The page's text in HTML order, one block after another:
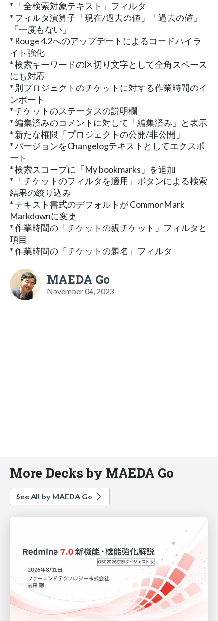
* 「全検索対象テキスト」フィルタ
* フィルタ演算⼦「現在/過去の値」「過去の値」
「⼀度もない」
* Rouge 4.2へのアップデートによるコードハイラ
イト強化
* 検索キーワードの区切り文字として全角スペース
にも対応
* 別プロジェクトのチケットに対する作業時間のイ
ンポート
* チケットのステータスの説明欄
* 編集済みのコメントに対して「編集済み」と表⽰
* 新たな権限「プロジェクトの公開/⾮公開」
* バージョンをChangelogテキストとしてエクスポ
ート
* 検索スコープに「My bookmarks」を追加
* 「チケットのフィルタを適⽤」ボタンによる検索
結果の絞り込み
* テキスト書式のデフォルトが CommonMark
Markdownに変更
* 作業時間の「チケットの親チケット」フィルタと
項⽬
* 作業時間の「チケットの題名」フィルタ
MAEDA Go
November 04, 2023
More Decks by MAEDA Go
See All by MAEDA Go